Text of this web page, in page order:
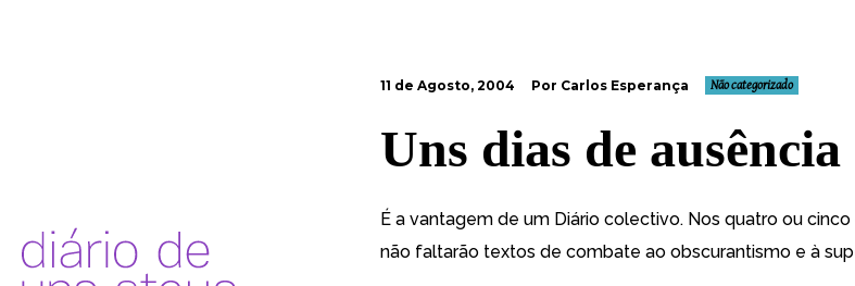
11 de Agosto, 2004 Por Carlos Esperança Não categorizado
Uns dias de ausência
É a vantagem de um Diário colectivo. Nos quatro ou
não faltarão textos de combate ao obscurantismo e à